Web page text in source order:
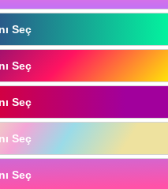
Seç
Seç
Seç
Seç
Seç